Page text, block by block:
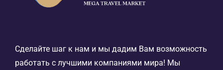
Сделайте шаг к нам и мы дадим Вам возможность
работать с лучшими компаниями мира! Мы